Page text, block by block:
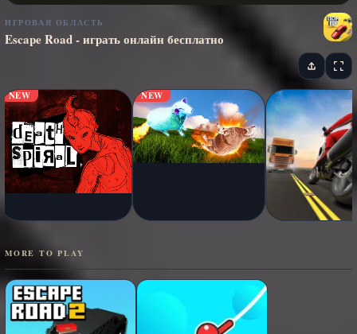
ИГРОВАЯ ОБЛАСТЬ
Escape Road - играть онлайн бесплатно
NEW NEW
MORE TO PLAY